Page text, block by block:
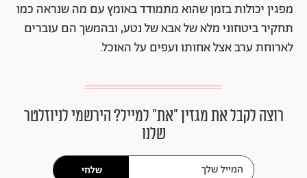
מפגין יכולות בזמן שהוא מתמודד באומץ עם מה שנראה כמו
תחקיר ביטחוני מלא של אבא של נטע, ובהמשך הם עוברים
לארוחת ערב אצל אחותו ועפים על האוכל.
רוצה לקבל את מגזין ״את״ למייל? הירשמי לניוזלטר
שלנו
שלחי